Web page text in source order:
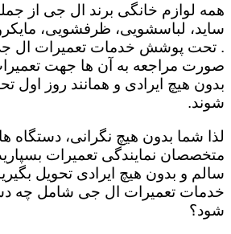
همه لوازم خانگی برند ال جی از
ساید، لباسشویی، ظرفشویی،
. تحت پوشش خدمات تعمیرات ال
صورت مراجعه به آن ها جهت
بدون هیچ ایرادی و همانند روز اول
شوند.
لذا شما بدون هیچ نگرانی، دستگاه
متخصصان نمایندگی تعمیرات
سالم و بدون هیچ ایرادی تحویل
خدمات تعمیرات ال جی شامل چه
شود؟